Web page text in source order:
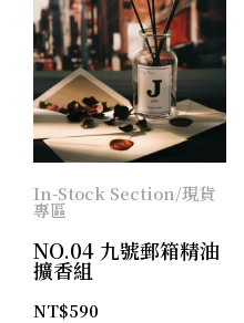
In-Stock Section/現貨
專區
NO.04 九號郵箱精油
擴香組
NT$590